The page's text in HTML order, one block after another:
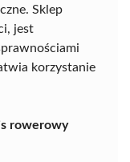
Sklep
jest
korzystanie
rowerowy